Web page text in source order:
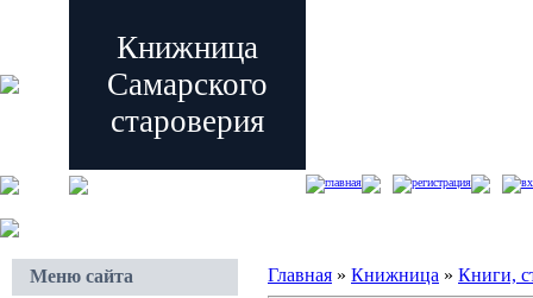
Книжница
Самарского
староверия
главная регистрация
Меню сайта
Главная » Книжница » Книги,